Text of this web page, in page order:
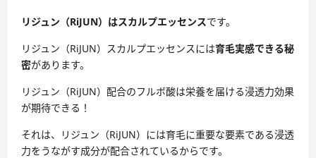
リジュン（RiJUN）はスカルプエッセンスです。
リジュン（RiJUN）スカルプエッセンスには育毛実感できる秘
密があります。
リジュン（RiJUN）配合のフルボ酸は栄養を届ける浸透力効果
が期待できる！
それは、リジュン（RiJUN）には育毛に重要な要素である浸透
力をうながす成分が配合されているからです。